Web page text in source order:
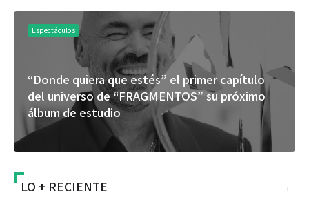
Espectáculos
“Donde quiera que estés” el primer capítulo
del universo de “FRAGMENTOS” su próximo
álbum de estudio
+
LO + RECIENTE